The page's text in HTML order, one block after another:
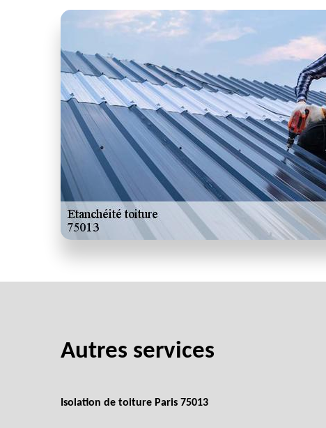
Autres services
Isolation de toiture Paris 75013